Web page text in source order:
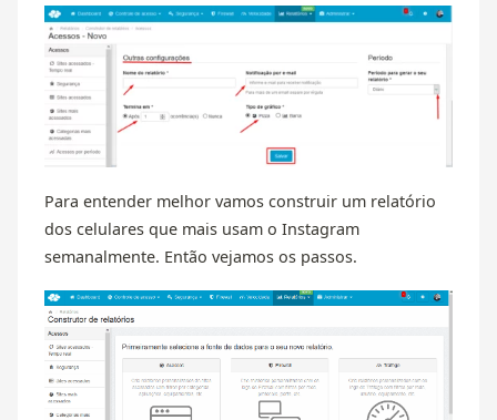
Para entender melhor vamos construir um relatório
dos celulares que mais usam o Instagram
semanalmente. Então vejamos os passos.